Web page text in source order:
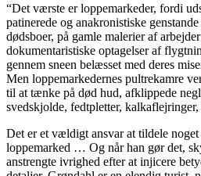
“Det værste er loppemarkeder, fordi
patinerede og anakronistiske
dødsboer, på gamle malerier af
dokumentaristiske optagelser af
gennem sneen belæsset med deres
Men loppemarkedernes pultrekamre
til at tænke på død hud, afklippede
svedskjolde, fedtpletter,
Det er et vældigt ansvar at tildele noget
loppemarked … Og når han gør det,
anstrengte ivrighed efter at injicere